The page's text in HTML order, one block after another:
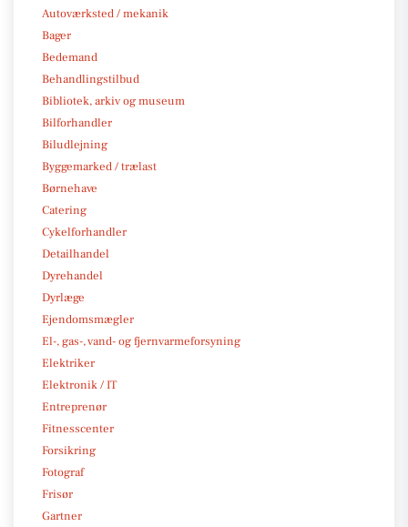
Autoværksted / mekanik
Bager
Bedemand
Behandlingstilbud
Bibliotek, arkiv og museum
Bilforhandler
Biludlejning
Byggemarked / trælast
Børnehave
Catering
Cykelforhandler
Detailhandel
Dyrehandel
Dyrlæge
Ejendomsmægler
El-, gas-, vand- og fjernvarmeforsyning
Elektriker
Elektronik / IT
Entreprenør
Fitnesscenter
Forsikring
Fotograf
Frisør
Gartner